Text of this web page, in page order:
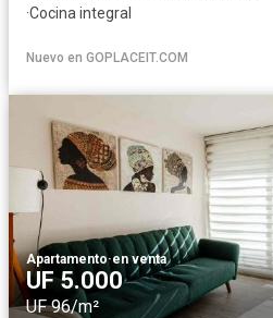
·Cocina integral
Nuevo en GOPLACEIT.COM
Apartamento·en venta
UF 5.000
UF 96/m²